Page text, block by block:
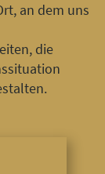
an dem uns
die